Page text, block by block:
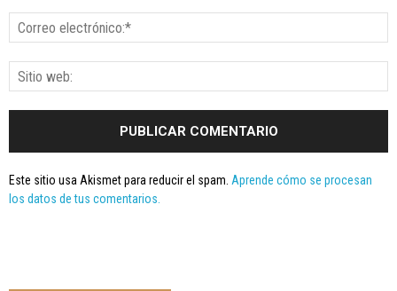
Este sitio usa Akismet para reducir el spam. Aprende cómo se procesan
los datos de tus comentarios.